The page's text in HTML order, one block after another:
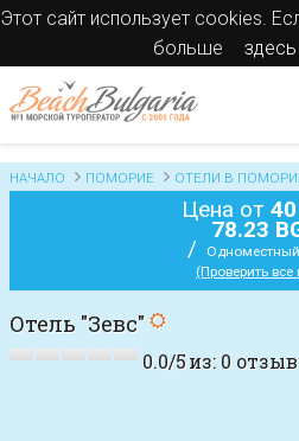
Этот сайт использует cookies.
больше
здесь
НАЧАЛО ПОМОРИЕ ОТЕЛИ В
Цена от
78.23
/
(Проверить
Отель "Зевс"
0.0/5из:0